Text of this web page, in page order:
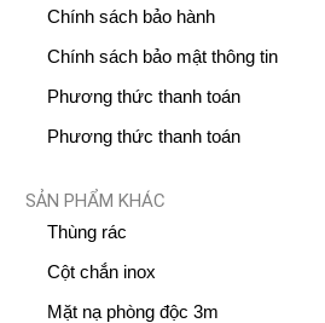
Chính sách bảo hành
Chính sách bảo mật thông tin
Phương thức thanh toán
Phương thức thanh toán
SẢN PHẨM KHÁC
Thùng rác
Cột chắn inox
Mặt nạ phòng độc 3m